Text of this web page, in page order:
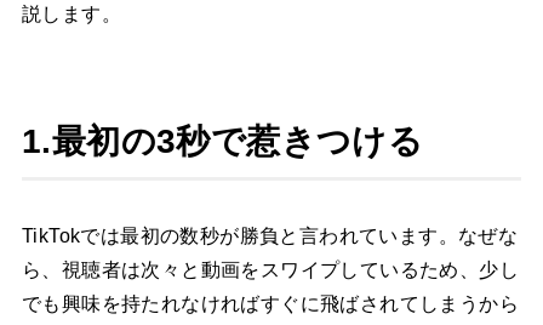
説します。
1.最初の3秒で惹きつける
TikTokでは最初の数秒が勝負と言われています。なぜな
ら、視聴者は次々と動画をスワイプしているため、少し
でも興味を持たれなければすぐに飛ばされてしまうから